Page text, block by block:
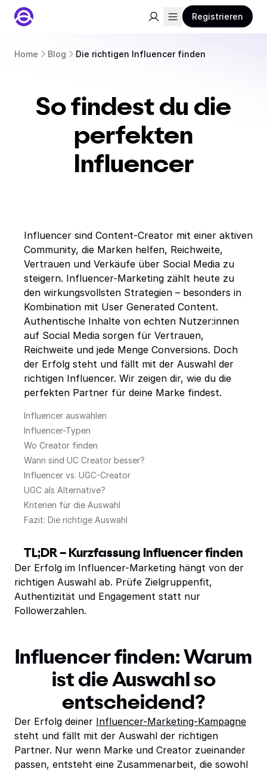
Registrieren
Home Blog Die richtigen Influencer finden
So findest du die
perfekten
Influencer
Influencer sind Content-Creator mit einer aktiven
Community, die Marken helfen, Reichweite,
Vertrauen und Verkäufe über Social Media zu
steigern. Influencer-Marketing zählt heute zu
den wirkungsvollsten Strategien – besonders in
Kombination mit User Generated Content.
Authentische Inhalte von echten Nutzer:innen
auf Social Media sorgen für Vertrauen,
Reichweite und jede Menge Conversions. Doch
der Erfolg steht und fällt mit der Auswahl der
richtigen Influencer. Wir zeigen dir, wie du die
perfekten Partner für deine Marke findest.
Influencer auswählen
Influencer-Typen
Wo Creator finden
Wann sind UC Creator besser?
Influencer vs. UGC-Creator
UGC als Alternative?
Kriterien für die Auswahl
Fazit: Die richtige Auswahl
TL;DR – Kurzfassung Influencer finden
Der Erfolg im Influencer-Marketing hängt von der
richtigen Auswahl ab. Prüfe Zielgruppenfit,
Authentizität und Engagement statt nur
Followerzahlen.
Influencer finden: Warum
ist die Auswahl so
entscheidend?
Der Erfolg deiner Influencer-Marketing-Kampagne
steht und fällt mit der Auswahl der richtigen
Partner. Nur wenn Marke und Creator zueinander
passen, entsteht eine Zusammenarbeit, die sowohl